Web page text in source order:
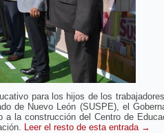
para los hijos de los
de Nuevo León (SUSPE), el
la construcción del Centro de
Leer el resto de esta entrada →